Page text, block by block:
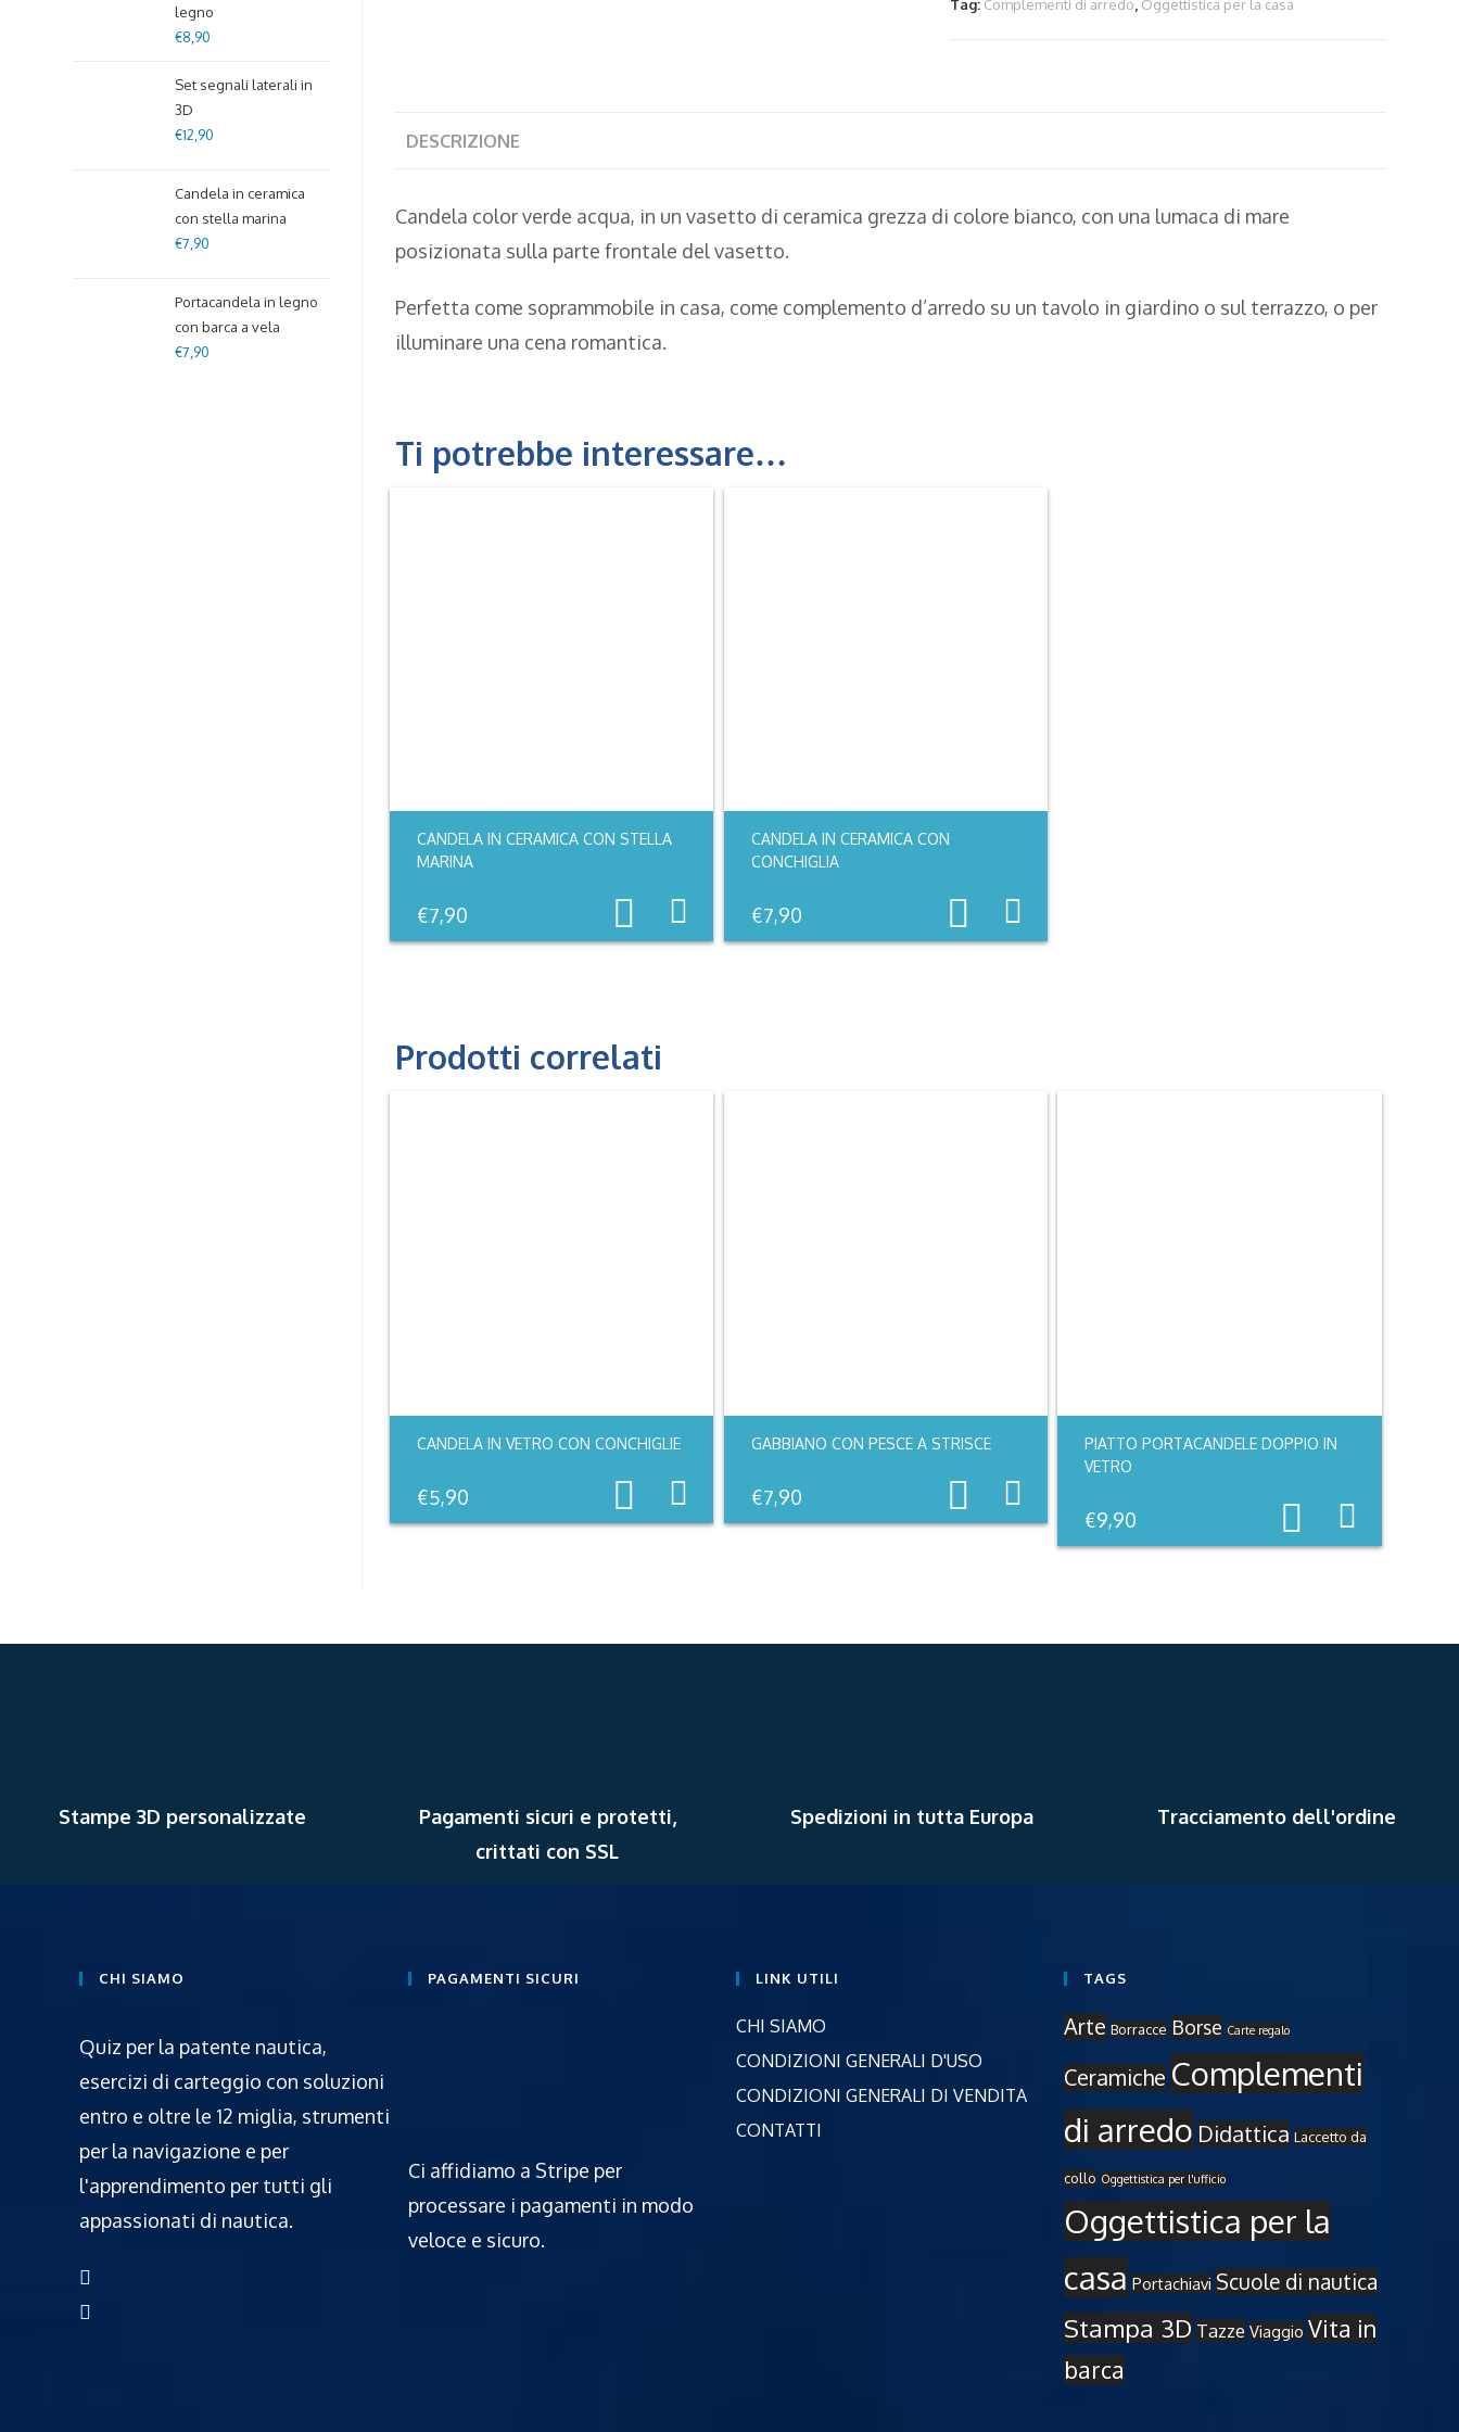
Tag: Complementi di arredo Oggettistica per la casa
DESCRIZIONE
Candela color verde acqua, in un vasetto di ceramica grezza di colore bianco, con una lumaca di mare
posizionata sulla parte frontale del vasetto.
Perfetta come soprammobile in casa, come complemento d’arredo su un tavolo in giardino o sul terrazzo, o per
illuminare una cena romantica.
Ti potrebbe interessare…
CANDELA IN CERAMICA CON STELLA
MARINA
€7,90
CANDELA IN CERAMICA CON
CONCHIGLIA
€7,90
Prodotti correlati
CANDELA IN VETRO CON CONCHIGLIE
€5,90
GABBIANO CON PESCE A STRISCE
€7,90
PIATTO PORTACANDELE DOPPIO IN
VETRO
€9,90
legno
€8,90
Set segnali laterali in
3D
€12,90
Candela in ceramica
con stella marina
€7,90
Portacandela in legno
con barca a vela
€7,90
Stampe 3D personalizzate
Pagamenti sicuri e protetti,
crittati con SSL
Spedizioni in tutta Europa Tracciamento dell'ordine
CHI SIAMO
Quiz per la patente nautica,
esercizi di carteggio con soluzioni
entro e oltre le 12 miglia, strumenti
per la navigazione e per
l'apprendimento per tutti gli
appassionati di nautica.
PAGAMENTI SICURI
Ci affidiamo a Stripe per
processare i pagamenti in modo
veloce e sicuro.
LINK UTILI
CHI SIAMO
new
CONDIZIONI GENERALI D'USO
CONDIZIONI GENERALI DI VENDITA Opens
CONTATTI
TAGS
Arte Borracce Borse Carte regalo
Ceramiche Complementi
di arredo Didattica Laccetto da
collo Oggettistica per l'ufficio
Oggettistica per la
casa Portachiavi Scuole di nautica
Stampa 3D Tazze Viaggio Vita in
barca